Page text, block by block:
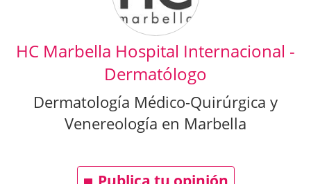
HC Marbella Hospital Internacional -
Dermatólogo
Dermatología Médico-Quirúrgica y
Venereología en Marbella